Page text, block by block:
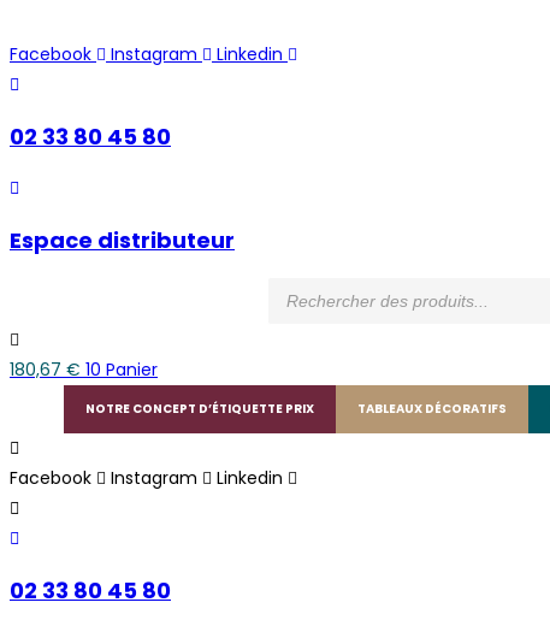
to
content
Facebook Instagram Linkedin
02 33 80 45 80
Espace distributeur
de
180,67 € 10 Panier
NOTRE CONCEPT D’ÉTIQUETTE PRIX TABLEAUX DÉCORATIFS
Facebook Instagram Linkedin
02 33 80 45 80